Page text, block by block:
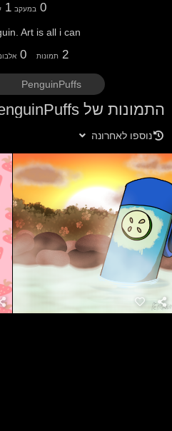
0 במעקב 1
Art is all i can
2 תמונות 0
התמונות של PenguinPuffs
נוספו לאחרונה